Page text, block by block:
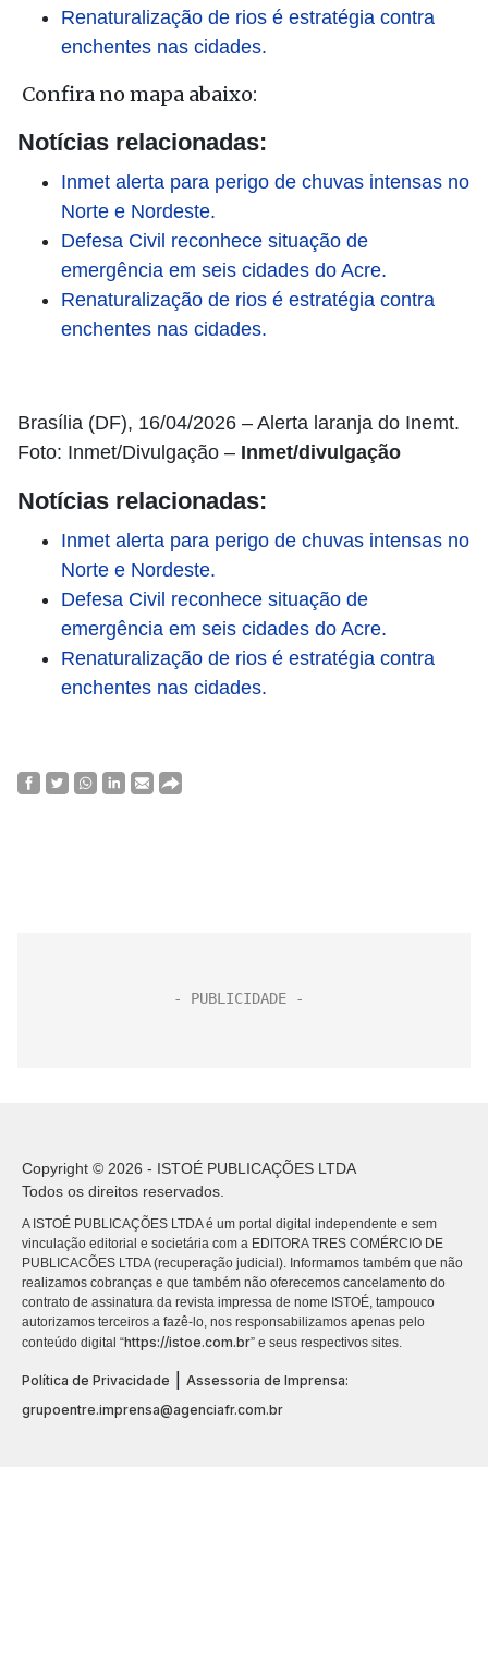
Renaturalização de rios é estratégia contra
enchentes nas cidades.
Confira no mapa abaixo:
Notícias relacionadas:
Inmet alerta para perigo de chuvas intensas no
Norte e Nordeste.
Defesa Civil reconhece situação de
emergência em seis cidades do Acre.
Renaturalização de rios é estratégia contra
enchentes nas cidades.
Brasília (DF), 16/04/2026 – Alerta laranja do Inemt.
Foto: Inmet/Divulgação – Inmet/divulgação
Notícias relacionadas:
Inmet alerta para perigo de chuvas intensas no
Norte e Nordeste.
Defesa Civil reconhece situação de
emergência em seis cidades do Acre.
Renaturalização de rios é estratégia contra
enchentes nas cidades.
Copyright © 2026 - ISTOÉ PUBLICAÇÕES LTDA
Todos os direitos reservados.
A ISTOÉ PUBLICAÇÕES LTDA é um portal digital independente e sem
vinculação editorial e societária com a EDITORA TRES COMÉRCIO DE
PUBLICACÕES LTDA (recuperação judicial). Informamos também que não
realizamos cobranças e que também não oferecemos cancelamento do
contrato de assinatura da revista impressa de nome ISTOÉ, tampouco
autorizamos terceiros a fazê-lo, nos responsabilizamos apenas pelo
conteúdo digital “https://istoe.com.br” e seus respectivos sites.
Política de Privacidade
Assessoria de Imprensa:
grupoentre.imprensa@agenciafr.com.br